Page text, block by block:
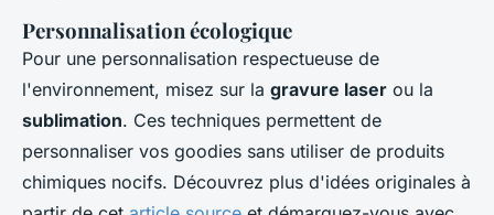
Personnalisation écologique
Pour une personnalisation respectueuse de
l'environnement, misez sur la gravure laser ou la
sublimation. Ces techniques permettent de
personnaliser vos goodies sans utiliser de produits
chimiques nocifs. Découvrez plus d'idées originales à